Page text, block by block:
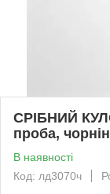
СРІБНИЙ
проба,
В наявності
Код: лд3070ч